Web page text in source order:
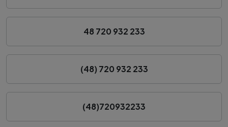
48 720 932 233
(48) 720 932 233
(48)720932233